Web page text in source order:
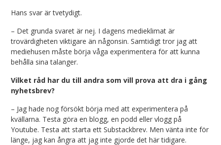
Hans svar är tvetydigt.
– Det grunda svaret är nej. I dagens medieklimat är
trovärdigheten viktigare än någonsin. Samtidigt tror jag att
mediehusen måste börja våga experimentera för att kunna
behålla sina talanger.
Vilket råd har du till andra som vill prova att dra i gång
nyhetsbrev?
– Jag hade nog försökt börja med att experimentera på
kvällarna. Testa göra en blogg, en podd eller vlogg på
Youtube. Testa att starta ett Substackbrev. Men vänta inte för
länge, jag kan ångra att jag inte gjorde det här tidigare.